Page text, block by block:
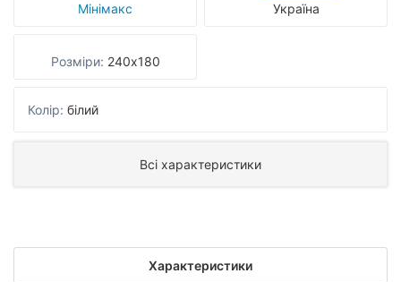
Мінімакс Україна
Розміри: 240x180
Колір: білий
Всі характеристики
Характеристики